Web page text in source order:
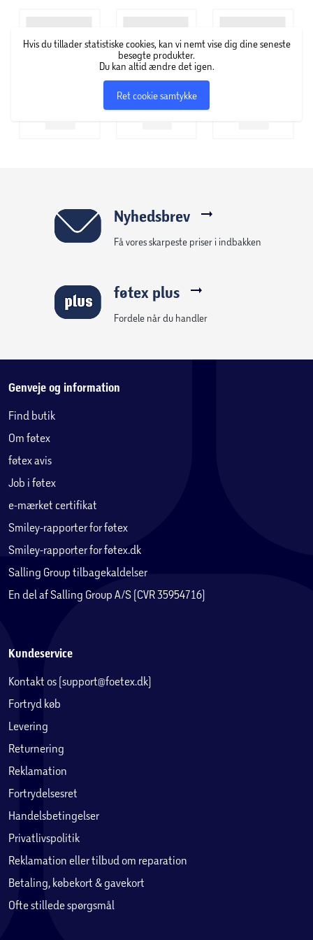
Hvis du tillader statistiske cookies, kan vi nemt vise dig dine seneste
besøgte produkter.
Du kan altid ændre det igen.
Ret cookie samtykke
Nyhedsbrev
Få vores skarpeste priser i indbakken
føtex plus
Fordele når du handler
Genveje og information
Find butik
Om føtex
føtex avis
Job i føtex
e-mærket certifikat
Smiley-rapporter for føtex
Smiley-rapporter for føtex.dk
Salling Group tilbagekaldelser
En del af Salling Group A/S (CVR 35954716)
Kundeservice
Kontakt os (support@foetex.dk)
Fortryd køb
Levering
Returnering
Reklamation
Fortrydelsesret
Handelsbetingelser
Privatlivspolitik
Reklamation eller tilbud om reparation
Betaling, købekort & gavekort
Ofte stillede spørgsmål